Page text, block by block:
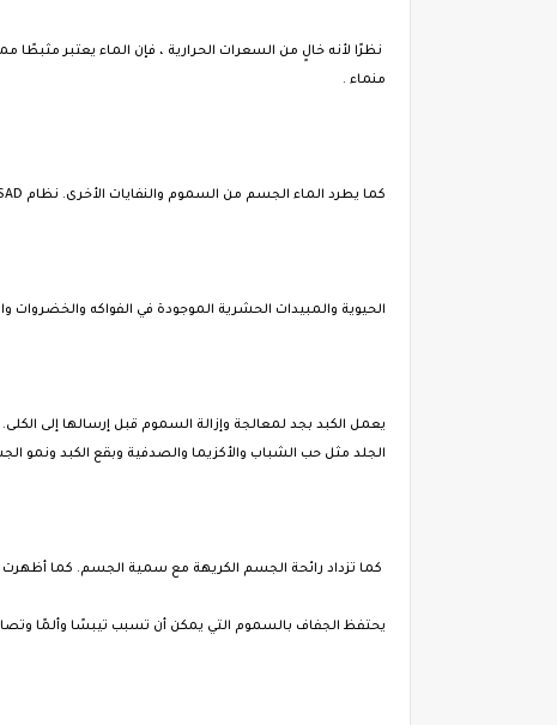
منماء .
كما يطرد الماء الجسم من السموم والنفايات الأخرى. نظام SAD (النظام الغذائي الأمريكي القياسي) محمّل بالسموم بما في ذلك اللحوم المزروعة بمساعدة الهرمونات والمنشطات والمضادات
الحيوية والمبيدات الحشرية الموجودة في الفواكه
يعمل الكبد بجد لمعالجة وإزالة السموم قبل إرسالها إلى
الجلد مثل حب الشباب والأكزيما والصدفية وبقع الكبد ونمو
كما تزداد رائحة الجسم الكريهة مع سمية الجسم. كما أظهرت الأبحاث ذلكشرب ما لا يقل عن 5 أكواب من
يحتفظ الجفاف بالسموم التي يمكن أن تسبب تيبسًا وألمًا